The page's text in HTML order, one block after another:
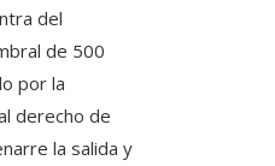
del
de 500
por la
derecho de
la salida y